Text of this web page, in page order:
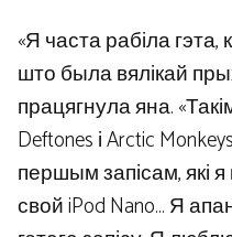
«Я часта рабіла
што была вялікай
працягнула яна.
Deftones і Arctic
першым запісам, які я
свой iPod Nano… Я